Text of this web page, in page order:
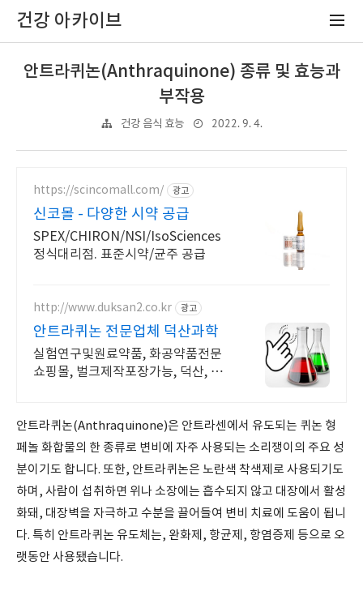
건강 아카이브
안트라퀴논(Anthraquinone) 종류 및 효능과
부작용
건강 음식 효능 2022. 9. 4.
https://scincomall.com/ 광고
신코몰 - 다양한 시약 공급
SPEX/CHIRON/NSI/IsoSciences
정식대리점. 표준시약/균주 공급
http://www.duksan2.co.kr 광고
안트라퀴논 전문업체 덕산과학
실험연구및원료약품, 화공약품전문
쇼핑몰, 벌크제작포장가능, 덕산, 대
안트라퀴논(Anthraquinone)은 안트라센에서 유도되는 퀴논 형
페놀 화합물의 한 종류로 변비에 자주 사용되는 소리쟁이의 주요 성
분이기도 합니다. 또한, 안트라퀴논은 노란색 착색제로 사용되기도
하며, 사람이 섭취하면 위나 소장에는 흡수되지 않고 대장에서 활성
화돼, 대장벽을 자극하고 수분을 끌어들여 변비 치료에 도움이 됩니
다. 특히 안트라퀴논 유도체는, 완화제, 항균제, 항염증제 등으로 오
랫동안 사용됐습니다.